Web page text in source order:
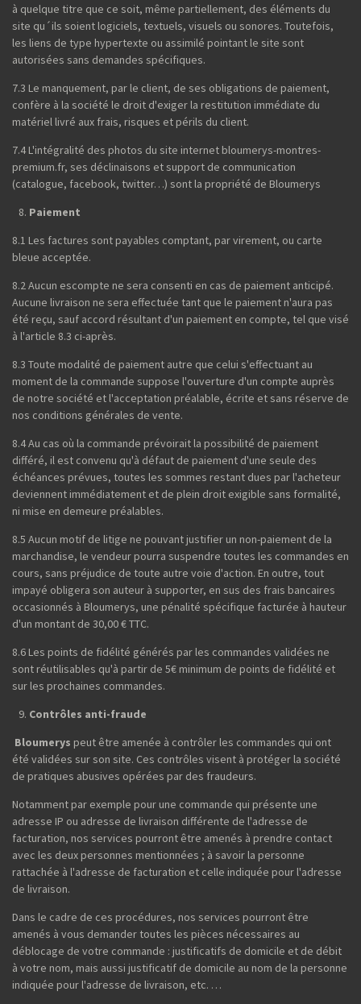
à quelque titre que ce soit, même partiellement, des éléments du
site qu´ils soient logiciels, textuels, visuels ou sonores. Toutefois,
les liens de type hypertexte ou assimilé pointant le site sont
autorisées sans demandes spécifiques.
7.3 Le manquement, par le client, de ses obligations de paiement,
confère à la société le droit d'exiger la restitution immédiate du
matériel livré aux frais, risques et périls du client.
7.4 L'intégralité des photos du site internet bloumerys-montres-
premium.fr, ses déclinaisons et support de communication
(catalogue, facebook, twitter…) sont la propriété de Bloumerys
Paiement
8.1 Les factures sont payables comptant, par virement, ou carte
bleue acceptée.
8.2 Aucun escompte ne sera consenti en cas de paiement anticipé.
Aucune livraison ne sera effectuée tant que le paiement n'aura pas
été reçu, sauf accord résultant d'un paiement en compte, tel que visé
à l'article 8.3 ci-après.
8.3 Toute modalité de paiement autre que celui s'effectuant au
moment de la commande suppose l'ouverture d'un compte auprès
de notre société et l'acceptation préalable, écrite et sans réserve de
nos conditions générales de vente.
8.4 Au cas où la commande prévoirait la possibilité de paiement
différé, il est convenu qu'à défaut de paiement d'une seule des
échéances prévues, toutes les sommes restant dues par l'acheteur
deviennent immédiatement et de plein droit exigible sans formalité,
ni mise en demeure préalables.
8.5 Aucun motif de litige ne pouvant justifier un non-paiement de la
marchandise, le vendeur pourra suspendre toutes les commandes en
cours, sans préjudice de toute autre voie d'action. En outre, tout
impayé obligera son auteur à supporter, en sus des frais bancaires
occasionnés à Bloumerys, une pénalité spécifique facturée à hauteur
d'un montant de 30,00 € TTC.
8.6 Les points de fidélité générés par les commandes validées ne
sont réutilisables qu'à partir de 5€ minimum de points de fidélité et
sur les prochaines commandes.
Contrôles anti-fraude
Bloumerys peut être amenée à contrôler les commandes qui ont
été validées sur son site. Ces contrôles visent à protéger la société
de pratiques abusives opérées par des fraudeurs.
Notamment par exemple pour une commande qui présente une
adresse IP ou adresse de livraison différente de l'adresse de
facturation, nos services pourront être amenés à prendre contact
avec les deux personnes mentionnées ; à savoir la personne
rattachée à l'adresse de facturation et celle indiquée pour l'adresse
de livraison.
Dans le cadre de ces procédures, nos services pourront être
amenés à vous demander toutes les pièces nécessaires au
déblocage de votre commande : justificatifs de domicile et de débit
à votre nom, mais aussi justificatif de domicile au nom de la personne
indiquée pour l'adresse de livraison, etc. …